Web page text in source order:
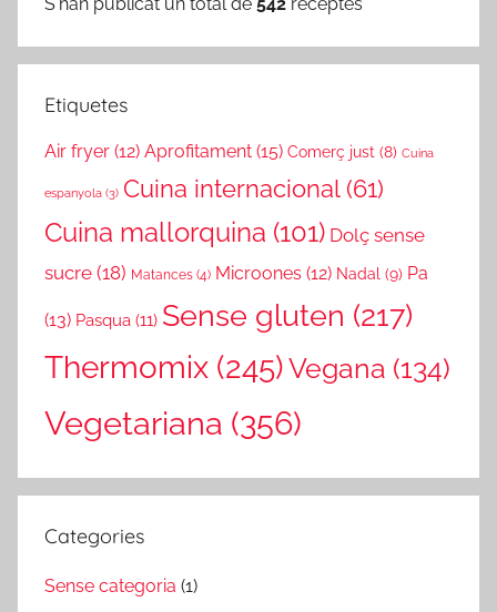
Etiquetes
Air fryer (12) Aprofitament (15) Comerç just (8) Cuina
espanyola (3) Cuina internacional(61)
Cuina mallorquina (101) Dolç sense
sucre (18) Matances (4) Microones (12) Nadal (9) Pa
(13) Pasqua (11) Sense gluten (217)
Thermomix (245)Vegana (134)
Vegetariana (356)
Categories
Sense categoria (1)